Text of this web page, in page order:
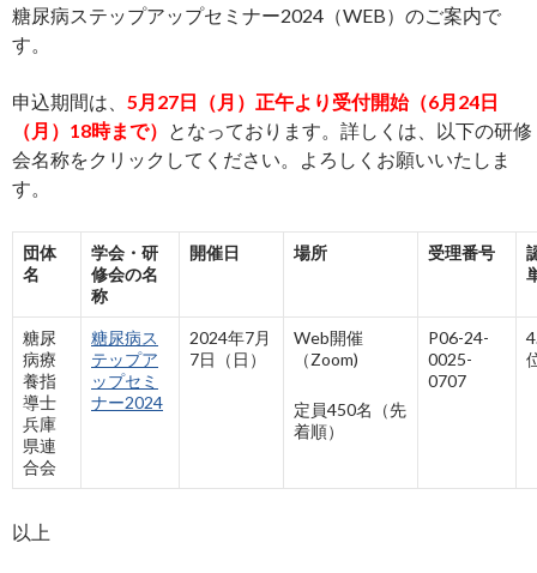
糖尿病ステップアップセミナー2024（WEB）のご案内で
す。
申込期間は、 5月27日（月）正午より受付開始（6月24日
（月）18時まで） となっております。詳しくは、以下の研修
会名称をクリックしてください。よろしくお願いいたしま
す。
団体
名
学会・研
修会の名
称
開催日 場所 受理番号
糖尿
病療
養指
導士
兵庫
県連
合会
糖尿病ス
テップア
ップセミ
ナー2024
2024年7月
7日（日）
Web開催
（Zoom)
定員450名（先
着順）
P06-24-
0025-
0707
以上